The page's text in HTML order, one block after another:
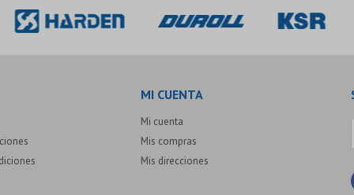
MI CUENTA
Mi cuenta
Mis compras
Mis direcciones